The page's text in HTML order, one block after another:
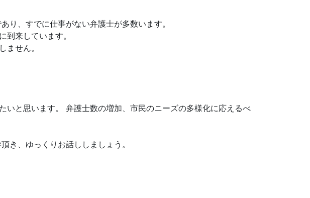
り、すでに仕事がない弁護士が多数います。
来しています。
ません。
と思います。 弁護士数の増加、市民のニーズの多様化に応えるべ
き、ゆっくりお話ししましょう。